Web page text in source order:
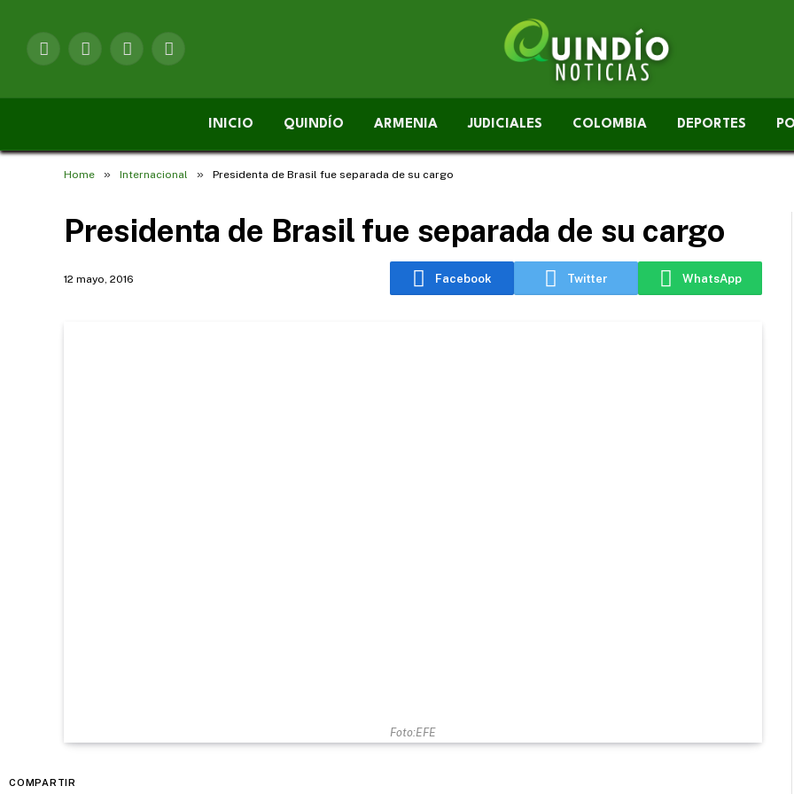
Facebook
X
InstagramYouTube
INICIO QUINDÍO ARMENIA JUDICIALES COLOMBIA DEPORTES
Home » Internacional » Presidenta de Brasil fue separada de su cargo
Presidenta de Brasil fue separada de su cargo
12 mayo, 2016 Facebook Twitter WhatsApp
Foto:EFE
COMPARTIR